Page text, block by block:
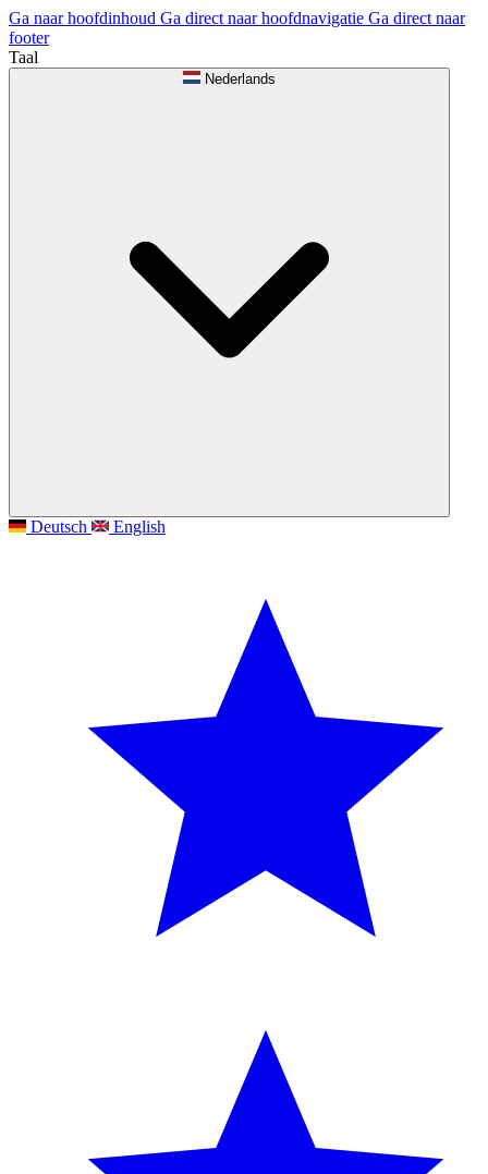
Ga naar hoofdinhoud Ga direct naar hoofdnavigatie Ga direct naar
footer
Taal
Nederlands
Deutsch English